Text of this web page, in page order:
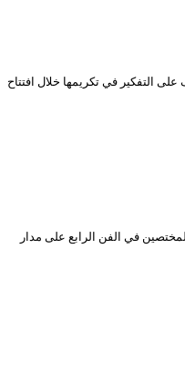
التفكير في تكريمها خلال افتتاح
في الفن الرابع على مدار